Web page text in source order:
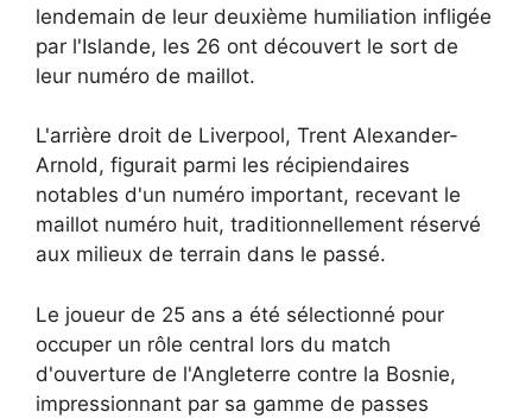
lendemain de leur deuxième humiliation infligée
par l'Islande, les 26 ont découvert le sort de
leur numéro de maillot.
L'arrière droit de Liverpool, Trent Alexander-
Arnold, figurait parmi les récipiendaires
notables d'un numéro important, recevant le
maillot numéro huit, traditionnellement réservé
aux milieux de terrain dans le passé.
Le joueur de 25 ans a été sélectionné pour
occuper un rôle central lors du match
d'ouverture de l'Angleterre contre la Bosnie,
impressionnant par sa gamme de passes